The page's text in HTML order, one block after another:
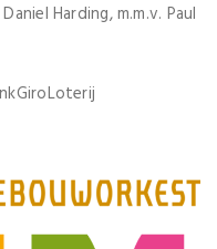
Harding, m.m.v. Paul